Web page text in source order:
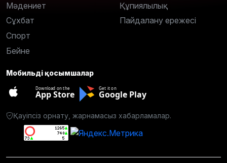
Мәдениет
Сұхбат
Спорт
Бейне
Құпиялылық
Пайдалану ережесі
Мобильді қосымшалар
Download on the
App Store
Get it on
Google Play
Қауіпсіз орнату, жарнамасыз хабарламалар.